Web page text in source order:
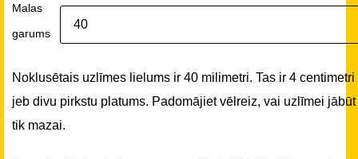
Malas
garums
Noklusētais uzlīmes lielums ir 40 milimetri. Tas ir 4 centimetri
jeb divu pirkstu platums. Padomājiet vēlreiz, vai uzlīmei jābūt
tik mazai.